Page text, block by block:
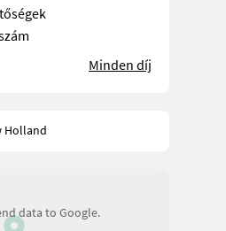
Minden díj
Holland
data to Google.